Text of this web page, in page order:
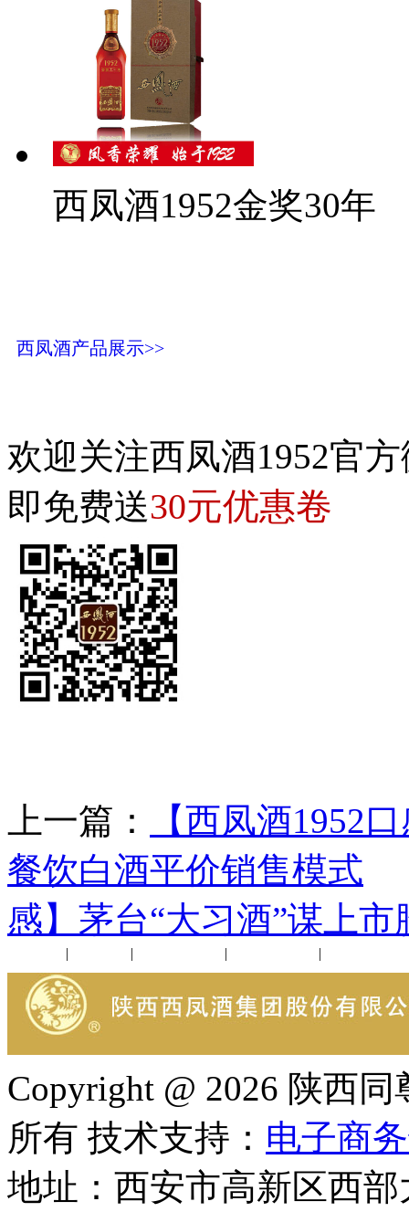
西凤酒1952金奖30年
西凤酒产品展示>>
欢迎关注西凤酒1952官
即免费送30元优惠卷
上一篇：
【西凤酒1952
餐饮白酒平价销售模式
感】茅台“大习酒”谋上市
| | | |
Copyright @ 2026 陕西
所有 技术支持： 电子商
地址：西安市高新区西